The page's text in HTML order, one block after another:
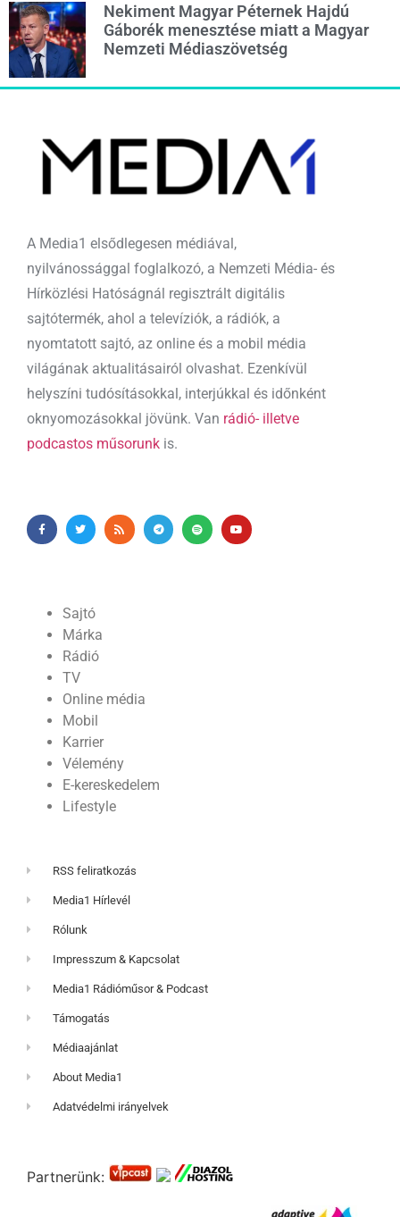
Nekiment Magyar Péternek Hajdú
Gáborék menesztése miatt a Magyar
Nemzeti Médiaszövetség
A Media1 elsődlegesen médiával,
nyilvánossággal foglalkozó, a Nemzeti Média- és
Hírközlési Hatóságnál regisztrált digitális
sajtótermék, ahol a televíziók, a rádiók, a
nyomtatott sajtó, az online és a mobil média
világának aktualitásairól olvashat. Ezenkívül
helyszíni tudósításokkal, interjúkkal és időnként
oknyomozásokkal jövünk. Van rádió- illetve
podcastos műsorunk is.
Sajtó
Márka
Rádió
TV
Online média
Mobil
Karrier
Vélemény
E-kereskedelem
Lifestyle
RSS feliratkozás
Media1 Hírlevél
Rólunk
Impresszum & Kapcsolat
Media1 Rádióműsor & Podcast
Támogatás
Médiaajánlat
About Media1
Adatvédelmi irányelvek
Partnerünk: